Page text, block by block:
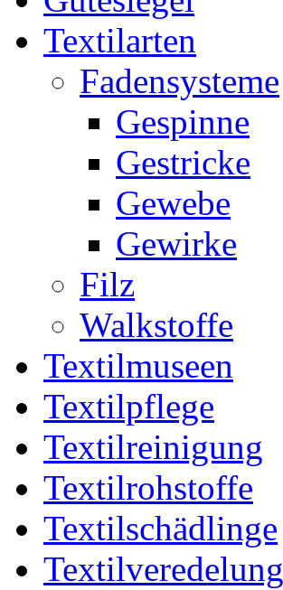
Textilarten
Fadensysteme
Gespinne
Gestricke
Gewebe
Gewirke
Filz
Walkstoffe
Textilmuseen
Textilpflege
Textilreinigung
Textilrohstoffe
Textilschädlinge
Textilveredelung